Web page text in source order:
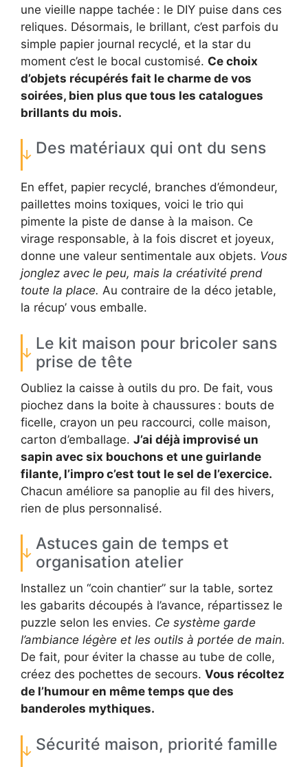
une vieille nappe tachée : le DIY puise dans ces
reliques. Désormais, le brillant, c’est parfois du
simple papier journal recyclé, et la star du
moment c’est le bocal customisé. Ce choix
d’objets récupérés fait le charme de vos
soirées, bien plus que tous les catalogues
brillants du mois.
Des matériaux qui ont du sens
En effet, papier recyclé, branches d’émondeur,
paillettes moins toxiques, voici le trio qui
pimente la piste de danse à la maison. Ce
virage responsable, à la fois discret et joyeux,
donne une valeur sentimentale aux objets. Vous
jonglez avec le peu, mais la créativité prend
toute la place. Au contraire de la déco jetable,
la récup’ vous emballe.
Le kit maison pour bricoler sans
prise de tête
Oubliez la caisse à outils du pro. De fait, vous
piochez dans la boite à chaussures : bouts de
ficelle, crayon un peu raccourci, colle maison,
carton d’emballage. J’ai déjà improvisé un
sapin avec six bouchons et une guirlande
filante, l’impro c’est tout le sel de l’exercice.
Chacun améliore sa panoplie au fil des hivers,
rien de plus personnalisé.
Astuces gain de temps et
organisation atelier
Installez un “coin chantier” sur la table, sortez
les gabarits découpés à l’avance, répartissez le
puzzle selon les envies. Ce système garde
l’ambiance légère et les outils à portée de main.
De fait, pour éviter la chasse au tube de colle,
créez des pochettes de secours. Vous récoltez
de l’humour en même temps que des
banderoles mythiques.
Sécurité maison, priorité famille